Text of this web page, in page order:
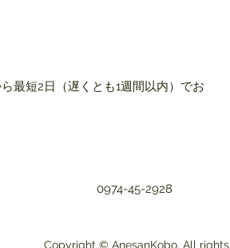
最短2日（遅くとも1週間以内）でお
0974-45-2928
Copyright © AnesanKobo. All rights